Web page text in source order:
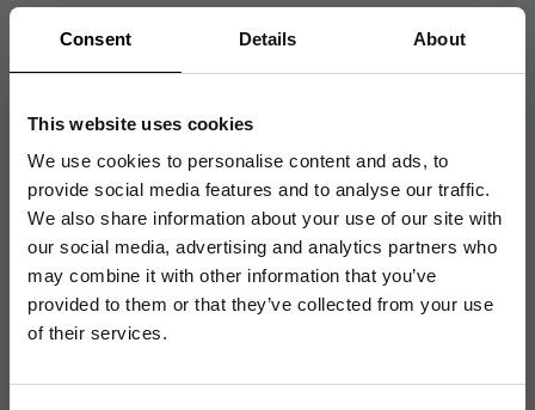
Consent Details About
This website uses cookies
We use cookies to personalise content and ads, to
provide social media features and to analyse our traffic.
We also share information about your use of our site with
our social media, advertising and analytics partners who
may combine it with other information that you’ve
provided to them or that they’ve collected from your use
of their services.
Produktspecifikationer
Färg Grön
Antal flikar 12 st
Förtryckta etiketter Ja